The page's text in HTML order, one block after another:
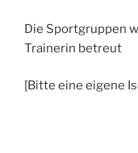
Die Sportgruppen
Trainerin betreut
[Bitte eine eigene